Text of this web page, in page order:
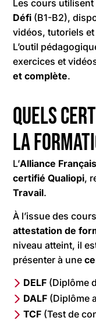
Les cours utilisent
Défi (B1-B2),
vidéos, tutoriels
L’outil
exercices et
et complète.
Quels
la
L’Alliance
certifié Qualiopi,
Travail.
À l’issue des
attestation de
niveau atteint, il
présenter à une
DELF (Diplôme
DALF (Diplôme
TCF (Test de